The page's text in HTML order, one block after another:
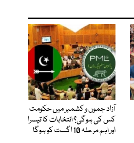
آزاد جموں و کشمیر میں حکومت
کس کی ہوگی؟ انتخابات کا تیسرا
اور اہم مرحلہ 10 اگست کو ہوگا